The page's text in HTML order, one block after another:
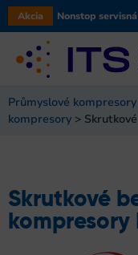
Akcia Nonstop
Průmyslové
kompresory >
Skrutkové
kompresory